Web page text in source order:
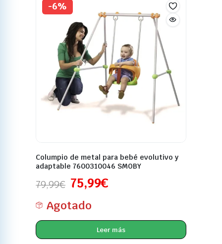
-6%
Columpio de metal para bebé evolutivo y
adaptable 7600310046 SMOBY
79,99€ 75,99€
Agotado
Leer más